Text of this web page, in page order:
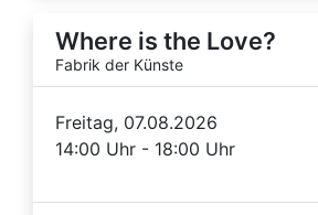
Where is the Love?
Fabrik der Künste
Freitag, 07.08.2026
14:00 Uhr - 18:00 Uhr